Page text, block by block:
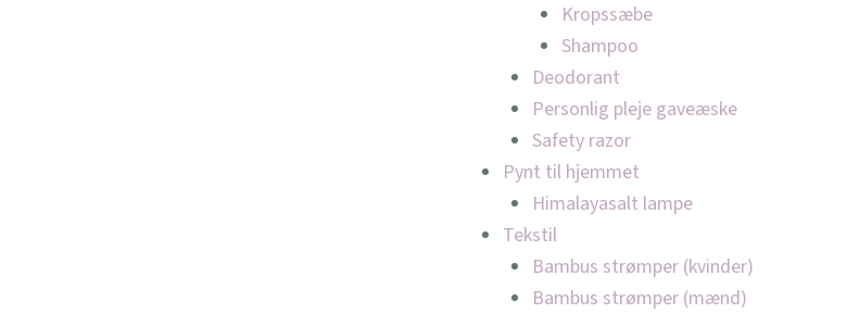
Kropssæbe
Shampoo
Deodorant
Personlig pleje gaveæske
Safety razor
Pynt til hjemmet
Himalayasalt lampe
Tekstil
Bambus strømper (kvinder)
Bambus strømper (mænd)